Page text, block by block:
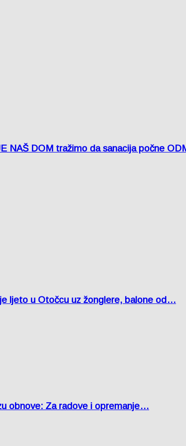
NAŠ DOM tražimo da sanacija počne
ljeto u Otočcu uz žonglere, balone od…
obnove: Za radove i opremanje…